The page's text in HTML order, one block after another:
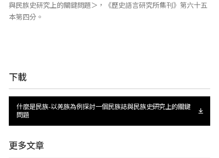
與民族史研究上的關鍵問題＞，《歷史語言研究所集刊》第六十五
本第四分。
下載
什麼是民族-以羌族為例探討一個民族誌與民族史研究上的關鍵
問題
更多文章